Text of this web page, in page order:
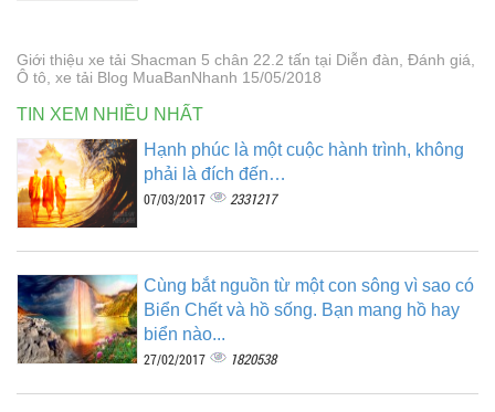
Giới thiệu xe tải Shacman 5 chân 22.2 tấn tại Diễn đàn, Đánh giá,
Ô tô, xe tải Blog MuaBanNhanh 15/05/2018
TIN XEM NHIỀU NHẤT
Hạnh phúc là một cuộc hành trình, không
phải là đích đến…
07/03/2017 2331217
Cùng bắt nguồn từ một con sông vì sao có
Biển Chết và hồ sống. Bạn mang hồ hay
biển nào...
27/02/2017 1820538